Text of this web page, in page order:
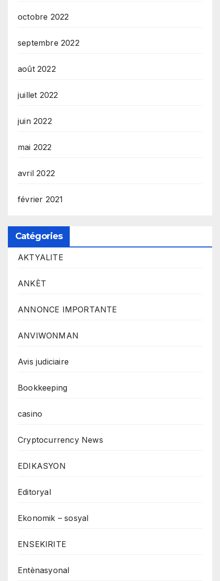
octobre 2022
septembre 2022
août 2022
juillet 2022
juin 2022
mai 2022
avril 2022
février 2021
Catégories
AKTYALITE
ANKÈT
ANNONCE IMPORTANTE
ANVIWONMAN
Avis judiciaire
Bookkeeping
casino
Cryptocurrency News
EDIKASYON
Editoryal
Ekonomik – sosyal
ENSEKIRITE
Entènasyonal